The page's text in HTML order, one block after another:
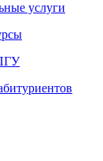
услуги